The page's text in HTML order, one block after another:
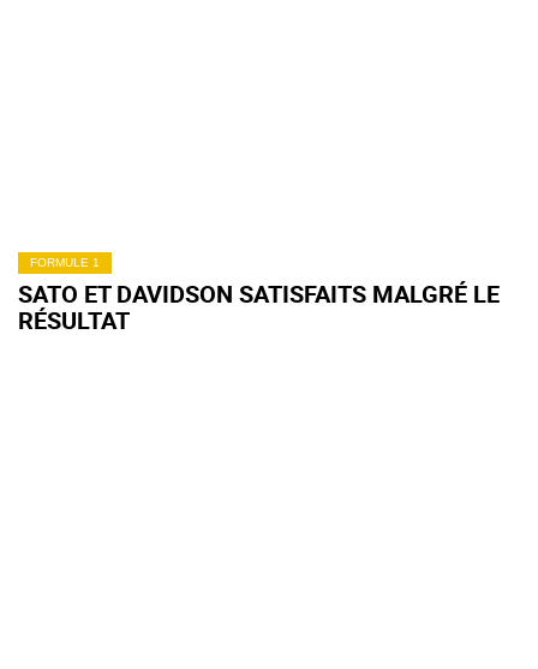
FORMULE 1
SATO ET DAVIDSON SATISFAITS MALGRÉ LE
RÉSULTAT